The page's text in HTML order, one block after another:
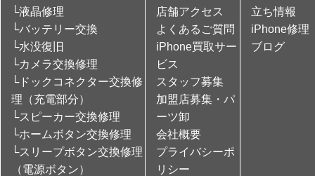
└液晶修理
└バッテリー交換
└水没復旧
└カメラ交換修理
└ドックコネクター交換修
理（充電部分）
└スピーカー交換修理
└ホームボタン交換修理
└スリープボタン交換修理
（電源ボタン）
店舗アクセス
よくあるご質問
iPhone買取サー
ビス
スタッフ募集
加盟店募集・パ
ーツ卸
会社概要
プライバシーポ
リシー
立ち情報
iPhone修理
ブログ